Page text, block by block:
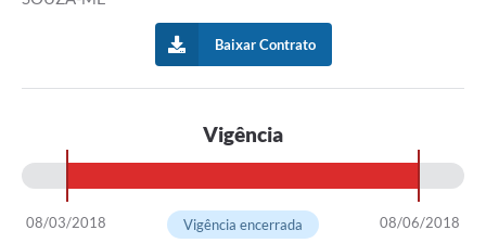
FROTAS
Patrimônio Cultural
Baixar Contrato
Vigência
08/03/2018 08/06/2018
Vigência encerrada